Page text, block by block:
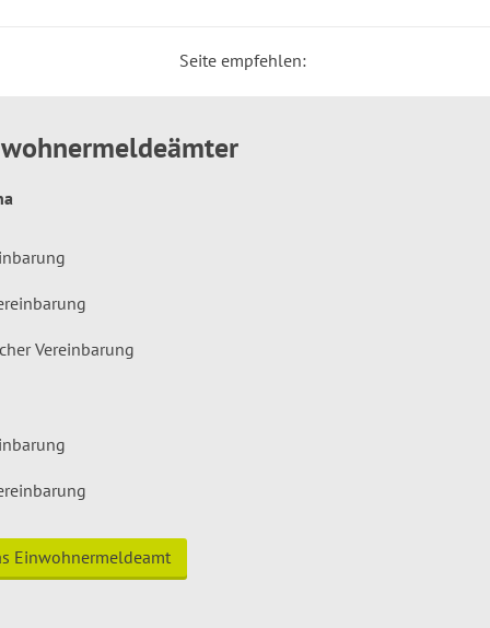
Seite empfehlen:
Vereinbarung
Einwohnermeldeamt